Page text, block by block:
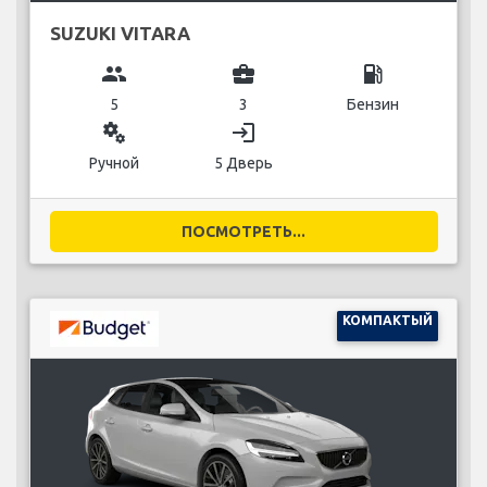
SUZUKI VITARA
group
5
business_center
3
local_gas_station
Бензин
miscellaneous_services
Ручной
login
5 Дверь
ПОСМОТРЕТЬ...
КОМПАКТЫЙ